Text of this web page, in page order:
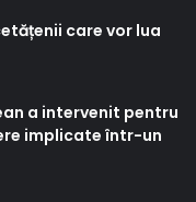
care vor lua
a intervenit pentru
implicate într-un